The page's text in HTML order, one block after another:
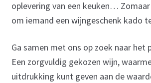
oplevering van een keuken…
om iemand een wijngeschenk kado
Ga samen met ons op zoek naar het
Een zorgvuldig gekozen wijn,
uitdrukking kunt geven aan de